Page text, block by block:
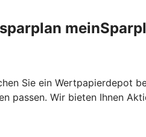
Sie ein Wertpapierdepot
passen. Wir bieten Ihnen